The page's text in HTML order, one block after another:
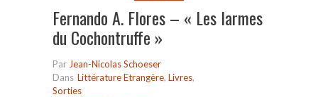
Fernando A. Flores – « Les larmes
du Cochontruffe »
Par Jean-Nicolas Schoeser
Dans Littérature Etrangère, Livres,
Sorties